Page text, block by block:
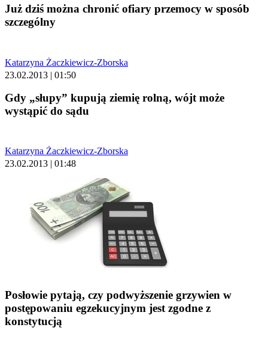
Już dziś można chronić ofiary przemocy w sposób
szczególny
Katarzyna Żaczkiewicz-Zborska
23.02.2013 | 01:50
Gdy „słupy” kupują ziemię rolną, wójt może
wystąpić do sądu
Katarzyna Żaczkiewicz-Zborska
23.02.2013 | 01:48
Posłowie pytają, czy podwyższenie grzywien w
postępowaniu egzekucyjnym jest zgodne z
konstytucją